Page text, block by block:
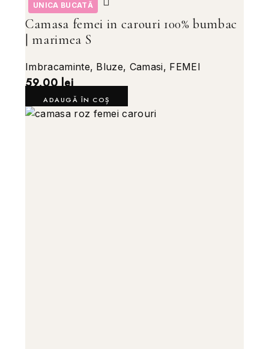
UNICA BUCATĂ
Camasa femei in carouri 100% bumbac
| marimea S
Imbracaminte, Bluze, Camasi, FEMEI
59,00lei
ADAUGĂ ÎN COȘ